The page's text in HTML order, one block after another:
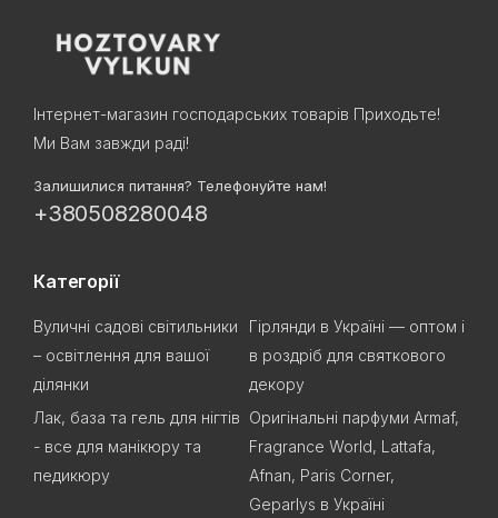
Інтернет-магазин господарських товарів Приходьте!
Ми Вам завжди раді!
Залишилися питання? Телефонуйте нам!
+380508280048
Категорії
Вуличні садові світильники
– освітлення для вашої
ділянки
Гірлянди в Україні — оптом і
в роздріб для святкового
декору
Лак, база та гель для нігтів
- все для манікюру та
педикюру
Оригінальні парфуми Armaf,
Fragrance World, Lattafa,
Afnan, Paris Corner,
Geparlys в Україні